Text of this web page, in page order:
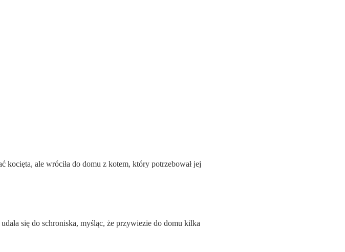
kocięta, ale wróciła do domu z kotem, który potrzebował jej
się do schroniska, myśląc, że przywiezie do domu kilka